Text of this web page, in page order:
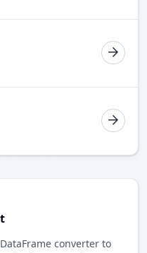
converter to